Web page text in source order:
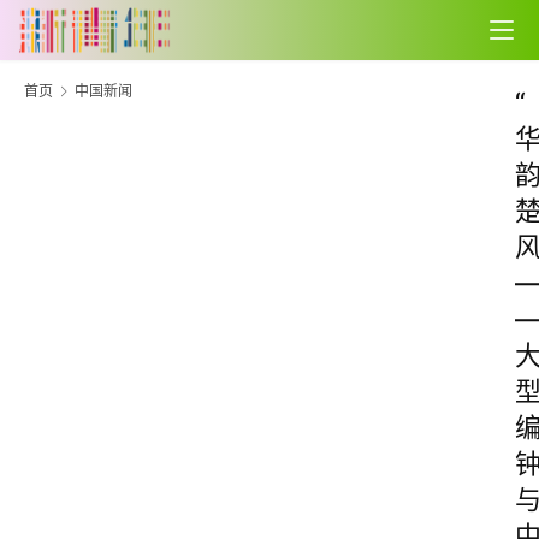
首页 中国新闻
“